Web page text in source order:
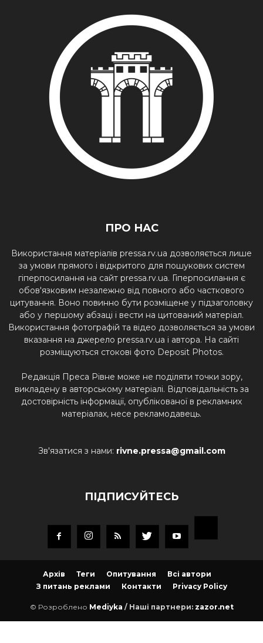
ПРО НАС
Використання матеріалів pressa.rv.ua дозволяється лише
за умови прямого і відкритого для пошукових систем
гіперпосилання на сайт pressa.rv.ua. Гіперпосилання є
обов'язковим незалежно від повного або часткового
цитування. Воно повинно бути розміщене у підзаголовку
або у першому абзаці і вести на цитований матеріал.
Використання фотографій та відео дозволяється за умови
вказання на джерело pressa.rv.ua і автора. На сайті
розміщуються стокові фото Deposit Photos.
Редакція Преса Рівне може не поділяти точки зору,
викладену в авторському матеріалі. Відповідальність за
достовірність інформації, опублікованої в рекламних
матеріалах, несе рекламодавець.
Зв'язатися з нами: rivne.pressa@gmail.com
ПІДПИСУЙТЕСЬ
Архів Теги Опитування
Всі автори
З питань реклами
Контакти Privacy Policy
© Розроблено Mediyka / Наші партнери: zazor.net